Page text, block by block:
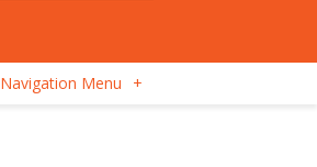
Navigation Menu +